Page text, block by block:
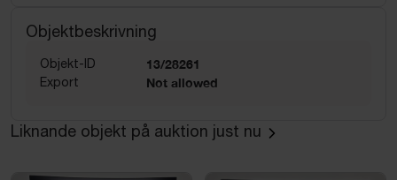
Objektbeskrivning
Objekt-ID 13/28261
Export Not allowed
Liknande objekt på auktion just nu